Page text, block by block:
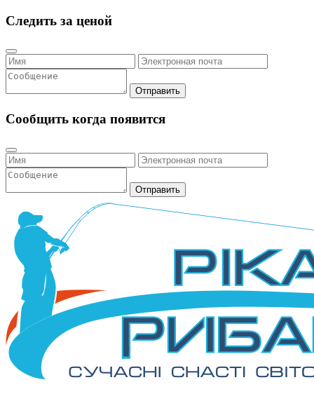
Следить за ценой
Отправить
Сообщить когда появится
Отправить